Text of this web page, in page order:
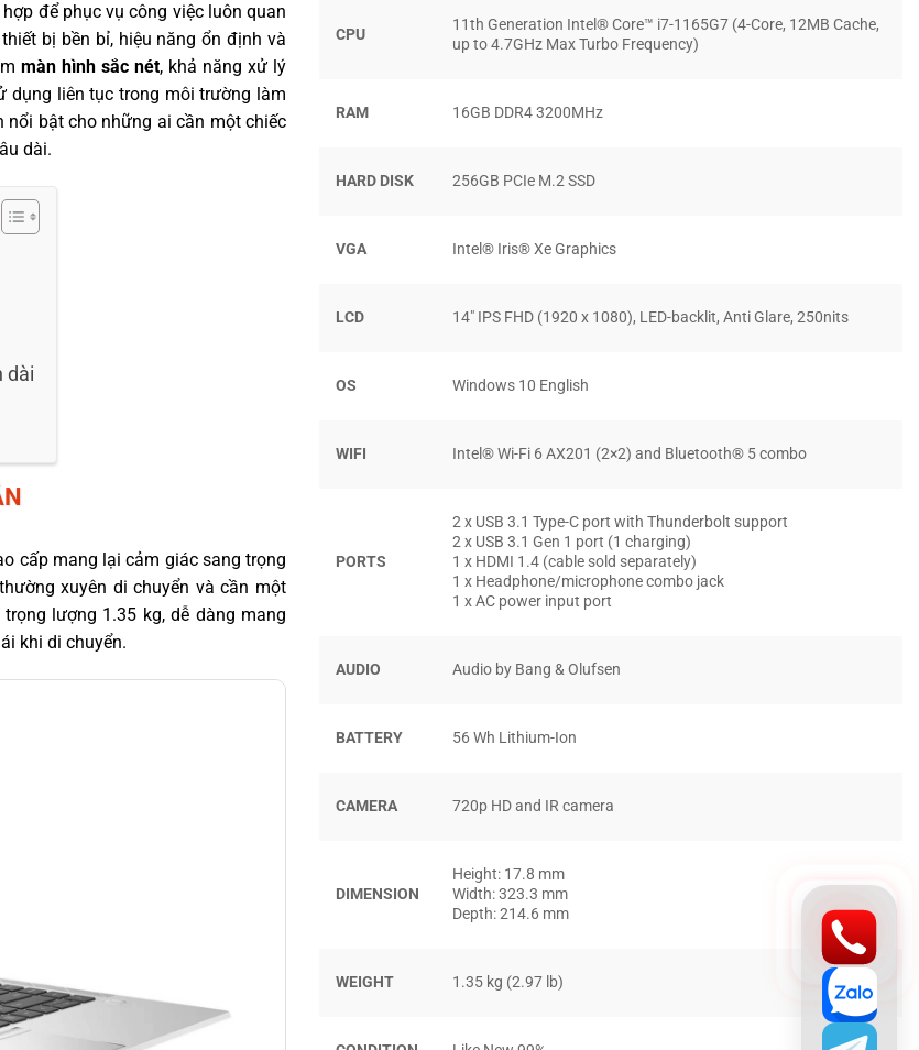
để phục vụ công việc luôn quan
bị bền bỉ, hiệu năng ổn định và
màn hình sắc nét, khả năng xử lý
dụng liên tục trong môi trường làm
nổi bật cho những ai cần một chiếc
dài.
dài
cấp mang lại cảm giác sang trọng
xuyên di chuyển và cần một
trọng lượng 1.35 kg, dễ dàng mang
khi di chuyển.
CPU
11th Generation Intel® Core™ i7-1165G7 (4-Core, 12MB Cache,
up to 4.7GHz Max Turbo Frequency)
RAM 16GB DDR4 3200MHz
HARD DISK 256GB PCIe M.2 SSD
VGA Intel® Iris® Xe Graphics
LCD 14″ IPS FHD (1920 x 1080), LED-backlit, Anti Glare, 250nits
OS Windows 10 English
WIFI Intel® Wi-Fi 6 AX201 (2×2) and Bluetooth® 5 combo
PORTS
2 x USB 3.1 Type-C port with Thunderbolt support
2 x USB 3.1 Gen 1 port (1 charging)
1 x HDMI 1.4 (cable sold separately)
1 x Headphone/microphone combo jack
1 x AC power input port
AUDIO Audio by Bang & Olufsen
BATTERY 56 Wh Lithium-Ion
CAMERA 720p HD and IR camera
DIMENSION
Height: 17.8 mm
Width: 323.3 mm
Depth: 214.6 mm
WEIGHT 1.35 kg (2.97 lb)